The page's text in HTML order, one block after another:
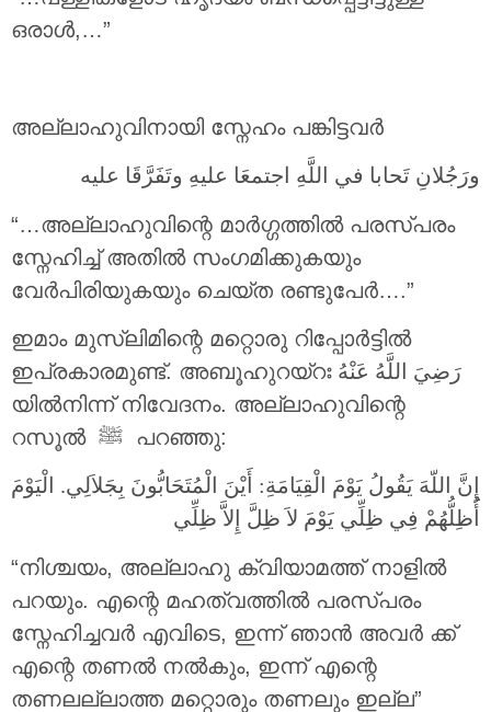
ഒരാൾ,…”
അല്ലാഹുവിനായി സ്നേഹം പങ്കിട്ടവർ
ورَجُلانِ تَحابا في اللَّهِ اجتمعَا عليهِ وتَفَرَّقَا عليه
“…അല്ലാഹുവിന്റെ മാർഗ്ഗത്തിൽ പരസ്പരം
സ്നേഹിച്ച് അതിൽ സംഗമിക്കുകയും
വേർപിരിയുകയും ചെയ്ത രണ്ടുപേർ….”
ഇമാം മുസ്ലിമിന്റെ മറ്റൊരു റിപ്പോർട്ടിൽ
ഇപ്രകാരമുണ്ട്. അബൂഹുറയ്റഃ رَضِيَ اللَّهُ عَنْهُ
യിൽനിന്ന് നിവേദനം. അല്ലാഹുവിന്റെ
റസൂൽ ‎ﷺ പറഞ്ഞു:
إِنَّ اللّهَ يَقُولُ يَوْمَ الْقِيَامَةِ: أَيْنَ الْمُتَحَابُّونَ بِجَلاَلِي. الْيَوْمَ
أُظِلُّهُمْ فِي ظِلِّي يَوْمَ لاَ ظِلَّ إِلاَّ ظِلِّي
“നിശ്ചയം, അല്ലാഹു ക്വിയാമത്ത് നാളിൽ
പറയും. എന്റെ മഹത്വത്തിൽ പരസ്പരം
സ്നേഹിച്ചവർ എവിടെ, ഇന്ന് ഞാൻ അവർ ക്ക്
എന്റെ തണൽ നൽകും, ഇന്ന് എന്റെ
തണലല്ലാത്ത മറ്റൊരും തണലും ഇല്ല”